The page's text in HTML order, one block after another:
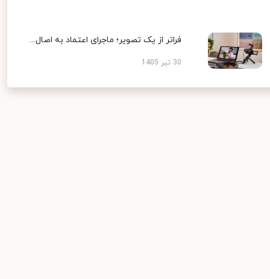
فراتر از یک تصویر؛ ماجرای اعتماد به اصال...
30 تیر 1405